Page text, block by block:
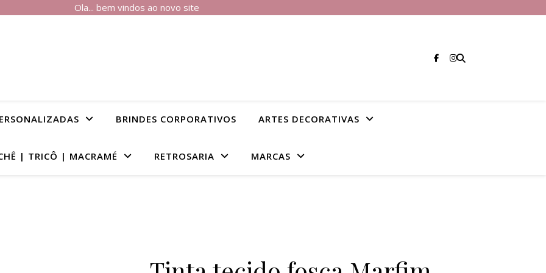
Ola... bem vindos ao novo site
BRINDES CORPORATIVOS ARTES DECORATIVAS
| TRICÔ | MACRAMÉ RETROSARIA MARCAS